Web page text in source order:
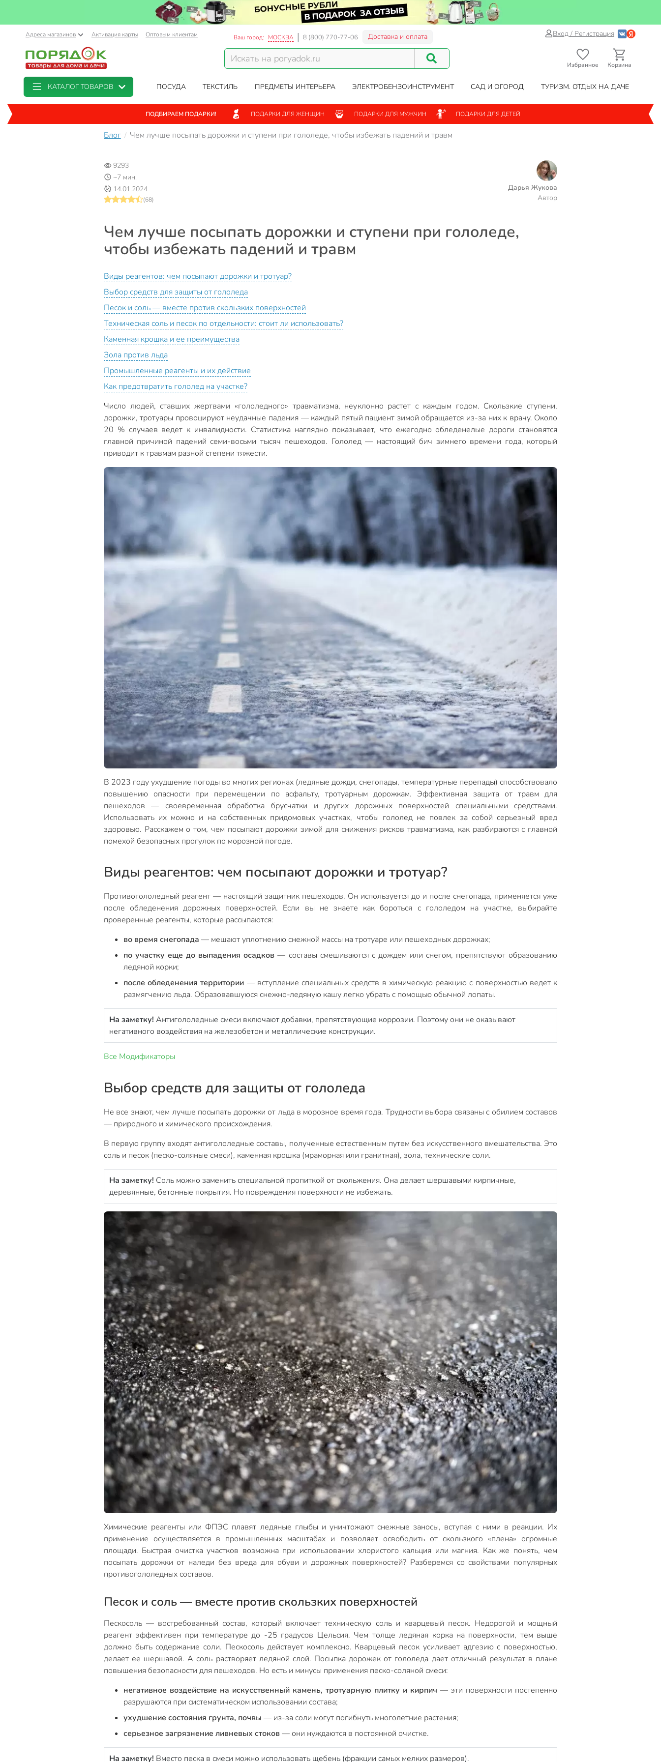
Адреса магазинов Активация карты Оптовым клиентам Ваш город: МОСКВА 8 (800) 770-77-06 Доставка и оплата Вход / Регистрация
Избранное Корзина
КАТАЛОГ ТОВАРОВ ПОСУДА ТЕКСТИЛЬ ПРЕДМЕТЫ ИНТЕРЬЕРА ЭЛЕКТРОБЕНЗОИНСТРУМЕНТ САД И ОГОРОД ТУРИЗМ. ОТДЫХ НА ДАЧЕ
ПОДБИРАЕМ ПОДАРКИ! ПОДАРКИ ДЛЯ ЖЕНЩИН ПОДАРКИ ДЛЯ МУЖЧИН ПОДАРКИ ДЛЯ ДЕТЕЙ
Блог Чем лучше посыпать дорожки и ступени при гололеде, чтобы избежать падений и травм
9293
~7 мин.
14.01.2024
(68) Автор
Дарья Жукова
Чем лучше посыпать дорожки и ступени при гололеде,
чтобы избежать падений и травм
Виды реагентов: чем посыпают дорожки и тротуар?
Выбор средств для защиты от гололеда
Песок и соль — вместе против скользких поверхностей
Техническая соль и песок по отдельности: стоит ли использовать?
Каменная крошка и ее преимущества
Зола против льда
Промышленные реагенты и их действие
Как предотвратить гололед на участке?
Число людей, ставших жертвами «гололедного» травматизма, неуклонно растет с каждым годом. Скользкие ступени,
дорожки, тротуары провоцируют неудачные падения — каждый пятый пациент зимой обращается из-за них к врачу. Около
20 % случаев ведет к инвалидности. Статистика наглядно показывает, что ежегодно обледенелые дороги становятся
главной причиной падений семи-восьми тысяч пешеходов. Гололед — настоящий бич зимнего времени года, который
приводит к травмам разной степени тяжести.
В 2023 году ухудшение погоды во многих регионах (ледяные дожди, снегопады, температурные перепады) способствовало
повышению опасности при перемещении по асфальту, тротуарным дорожкам. Эффективная защита от травм для
пешеходов — своевременная обработка брусчатки и других дорожных поверхностей специальными средствами.
Использовать их можно и на собственных придомовых участках, чтобы гололед не повлек за собой серьезный вред
здоровью. Расскажем о том, чем посыпают дорожки зимой для снижения рисков травматизма, как разбираются с главной
помехой безопасных прогулок по морозной погоде.
Виды реагентов: чем посыпают дорожки и тротуар?
Противогололедный реагент — настоящий защитник пешеходов. Он используется до и после снегопада, применяется уже
после обледенения дорожных поверхностей. Если вы не знаете как бороться с гололедом на участке, выбирайте
проверенные реагенты, которые рассыпаются:
во время снегопада — мешают уплотнению снежной массы на тротуаре или пешеходных дорожках;
по участку еще до выпадения осадков — составы смешиваются с дождем или снегом, препятствуют образованию
ледяной корки;
после обледенения территории — вступление специальных средств в химическую реакцию с поверхностью ведет к
размягчению льда. Образовавшуюся снежно-ледяную кашу легко убрать с помощью обычной лопаты.
На заметку!Антигололедные смеси включают добавки, препятствующие коррозии. Поэтому они не оказывают
негативного воздействия на железобетон и металлические конструкции.
Все Модификаторы
Выбор средств для защиты от гололеда
Не все знают, чем лучше посыпать дорожки от льда в морозное время года. Трудности выбора связаны с обилием составов
— природного и химического происхождения.
В первую группу входят антигололедные составы, полученные естественным путем без искусственного вмешательства. Это
соль и песок (песко-соляные смеси), каменная крошка (мраморная или гранитная), зола, технические соли.
На заметку! Соль можно заменить специальной пропиткой от скольжения. Она делает шершавыми кирпичные,
деревянные, бетонные покрытия. Но повреждения поверхности не избежать.
Химические реагенты или ФПЭС плавят ледяные глыбы и уничтожают снежные заносы, вступая с ними в реакции. Их
применение осуществляется в промышленных масштабах и позволяет освободить от скользкого «плена» огромные
площади. Быстрая очистка участков возможна при использовании хлористого кальция или магния. Как же понять, чем
посыпать дорожки от наледи без вреда для обуви и дорожных поверхностей? Разберемся со свойствами популярных
противогололедных составов.
Песок и соль — вместе против скользких поверхностей
Пескосоль — востребованный состав, который включает техническую соль и кварцевый песок. Недорогой и мощный
реагент эффективен при температуре до -25 градусов Цельсия. Чем толще ледяная корка на поверхности, тем выше
должно быть содержание соли. Пескосоль действует комплексно. Кварцевый песок усиливает адгезию с поверхностью,
делает ее шершавой. А соль растворяет ледяной слой. Посыпка дорожек от гололеда дает отличный результат в плане
повышения безопасности для пешеходов. Но есть и минусы применения песко-соляной смеси:
негативное воздействие на искусственный камень, тротуарную плитку и кирпич — эти поверхности постепенно
разрушаются при систематическом использовании состава;
ухудшение состояния грунта, почвы — из-за соли могут погибнуть многолетние растения;
серьезное загрязнение ливневых стоков— они нуждаются в постоянной очистке.
На заметку! Вместо песка в смеси можно использовать щебень (фракции самых мелких размеров).